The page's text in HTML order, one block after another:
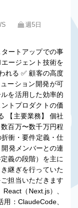
週5日
タートアップでの事
ージェント技術を
れる ✅ 顧客の高度
ーション開発が可
を活用した効率的
トプロダクトの価
【主要業務】 個社
百万〜数千万円程
衝・要件定義・仕
発メンバーとの連
義の段階）を主に
継ぎを行っていた
担当いただきます
（Next.js）、
：ClaudeCode、